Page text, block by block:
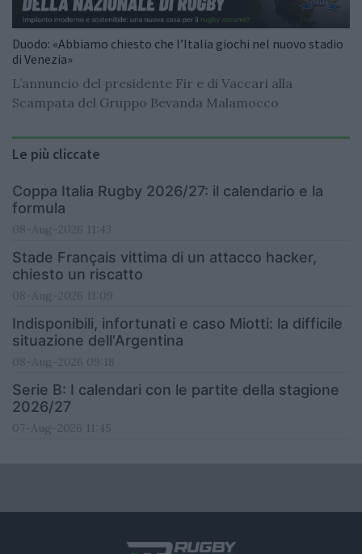
Duodo: «Abbiamo chiesto che l’Italia giochi nel nuovo stadio
di Venezia»
L’annuncio del presidente Fir e di Vaccari alla
Scampata del Gruppo Bevanda Malamocco
Le più cliccate
Coppa Italia Rugby 2026/27: il calendario e la
formula
08-Aug-2026 11:43
Stade Français vittima di un attacco hacker,
chiesto un riscatto
08-Aug-2026 11:09
Indisponibili, infortunati e caso Miotti: la difficile
situazione dell'Argentina
08-Aug-2026 09:18
Serie B: I calendari con le partite della stagione
2026/27
07-Aug-2026 11:45